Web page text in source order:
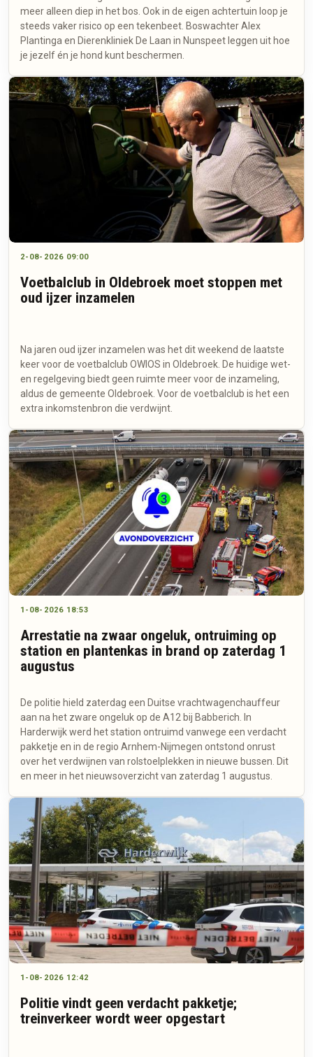
meer alleen diep in het bos. Ook in de eigen achtertuin loop je
steeds vaker risico op een tekenbeet. Boswachter Alex
Plantinga en Dierenkliniek De Laan in Nunspeet leggen uit hoe
je jezelf én je hond kunt beschermen.
2-08-2026 09:00
Voetbalclub in Oldebroek moet stoppen met
oud ijzer inzamelen
Na jaren oud ijzer inzamelen was het dit weekend de laatste
keer voor de voetbalclub OWIOS in Oldebroek. De huidige wet-
en regelgeving biedt geen ruimte meer voor de inzameling,
aldus de gemeente Oldebroek. Voor de voetbalclub is het een
extra inkomstenbron die verdwijnt.
1-08-2026 18:53
Arrestatie na zwaar ongeluk, ontruiming op
station en plantenkas in brand op zaterdag 1
augustus
De politie hield zaterdag een Duitse vrachtwagenchauffeur
aan na het zware ongeluk op de A12 bij Babberich. In
Harderwijk werd het station ontruimd vanwege een verdacht
pakketje en in de regio Arnhem-Nijmegen ontstond onrust
over het verdwijnen van rolstoelplekken in nieuwe bussen. Dit
en meer in het nieuwsoverzicht van zaterdag 1 augustus.
1-08-2026 12:42
Politie vindt geen verdacht pakketje;
treinverkeer wordt weer opgestart